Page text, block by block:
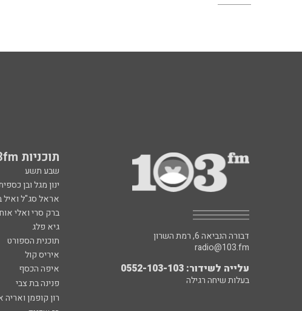
תוכניות 103fm
שבע תשע
ינון מגל ובן
אראל סג"ל ואיל
ברק סרי ואלי
גיא פלג
תוכנית הספורט
איריס קול
איפה הכסף
פנינה בת צבי
רון קופמן
דבורה הנביאה 6, רמת השרון
radio@103.fm
עלייה לשידור: 0552-103-103
בעלות שיחה רגילה